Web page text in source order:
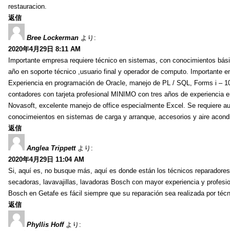
restauracion.
返信
Bree Lockerman より:
2020年4月29日 8:11 AM
Importante empresa requiere técnico en sistemas, con conocimientos
año en soporte técnico ,usuario final y operador de computo. Importante
Experiencia en programación de Oracle, manejo de PL / SQL, Forms i –
contadores con tarjeta profesional MINIMO con tres años de experiencia
Novasoft, excelente manejo de office especialmente Excel. Se requiere
conocimeientos en sistemas de carga y arranque, accesorios y aire
返信
Anglea Trippett より:
2020年4月29日 11:04 AM
Si, aquí es, no busque más, aquí es donde están los técnicos
secadoras, lavavajillas, lavadoras Bosch con mayor experiencia y
Bosch en Getafe es fácil siempre que su reparación sea realizada por
返信
Phyllis Hoff より: